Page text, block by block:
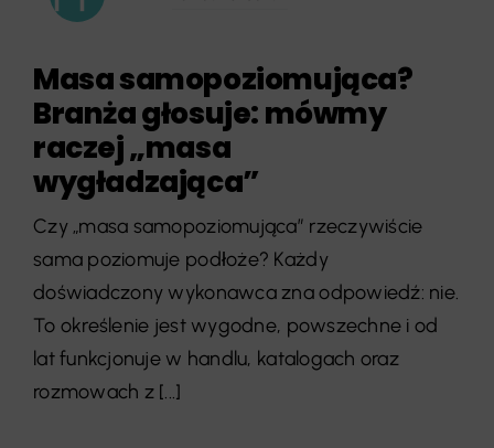
Masa samopoziomująca?
Branża głosuje: mówmy
raczej „masa
wygładzająca”
Czy „masa samopoziomująca” rzeczywiście
sama poziomuje podłoże? Każdy
doświadczony wykonawca zna odpowiedź: nie.
To określenie jest wygodne, powszechne i od
lat funkcjonuje w handlu, katalogach oraz
rozmowach z [...]